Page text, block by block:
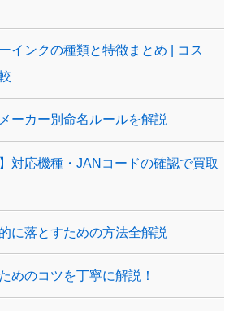
インクの種類と特徴まとめ | コス
ーカー別命名ルールを解説
対応機種・JANコードの確認で買取
に落とすための方法全解説
めのコツを丁寧に解説！